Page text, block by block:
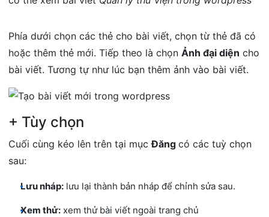
Phía dưới chọn các thẻ cho bài viết, chọn từ thẻ đã có
hoặc thêm thẻ mới. Tiếp theo là chọn Ảnh đại diện cho
bài viết. Tương tự như lúc bạn thêm ảnh vào bài viết.
+ Tùy chọn
Cuối cùng kéo lên trên tại mụcĐăng có các tuỳ chọn
sau:
Lưu nháp: lưu lại thành bản nháp để chỉnh sửa sau.
Xem thử: xem thử bài viết ngoài trang chủ